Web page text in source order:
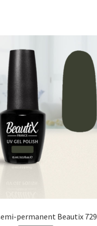
permanent Beautix 729